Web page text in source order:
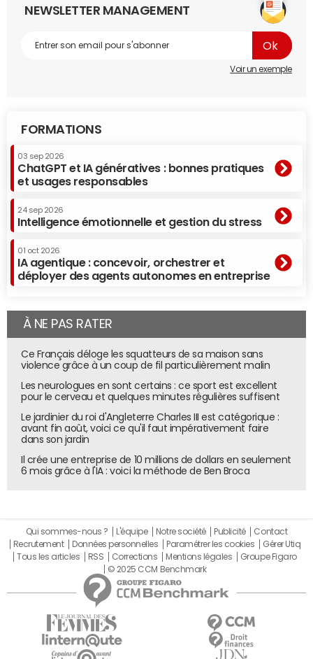
NEWSLETTER MANAGEMENT
Voir un exemple
FORMATIONS
03 sep 2026
ChatGPT et IA génératives : bonnes pratiques
et usages responsables
24 sep 2026
Intelligence émotionnelle et gestion du stress
01 oct 2026
IA agentique : concevoir, orchestrer et
déployer des agents autonomes en entreprise
À NE PAS RATER
Ce Français déloge les squatteurs de sa maison sans
violence grâce à un coup de fil particulièrement malin
Les neurologues en sont certains : ce sport est excellent
pour le cerveau et quelques minutes régulières suffisent
Le jardinier du roi d'Angleterre Charles III est catégorique :
avant fin août, voici ce qu'il faut impérativement faire
dans son jardin
Il crée une entreprise de 10 millions de dollars en seulement
6 mois grâce à l'IA : voici la méthode de Ben Broca
Qui sommes-nous ? L'équipe Notre société Publicité
Contact
Recrutement
Données personnelles Paramétrer les cookies
Gérer Utiq
Tous les articles
RSS Corrections Mentions légales
Groupe Figaro
© 2025 CCM Benchmark